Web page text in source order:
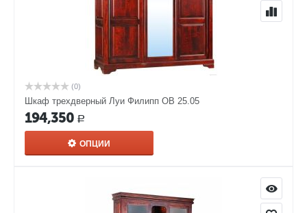
(0)
Шкаф трехдверный Луи Филипп ОВ 25.05
194,350 Р
ОПЦИИ